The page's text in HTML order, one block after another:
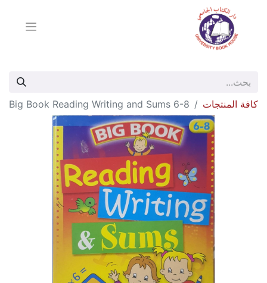
كافة المنتجات Big Book Reading Writing and Sums 6-8